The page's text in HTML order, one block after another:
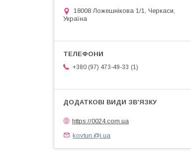
18008 Ложешнікова 1/1, Черкаси,
Україна
+380 (97) 473-49-33 1
https://0024.com.ua
kovtun.@i.ua